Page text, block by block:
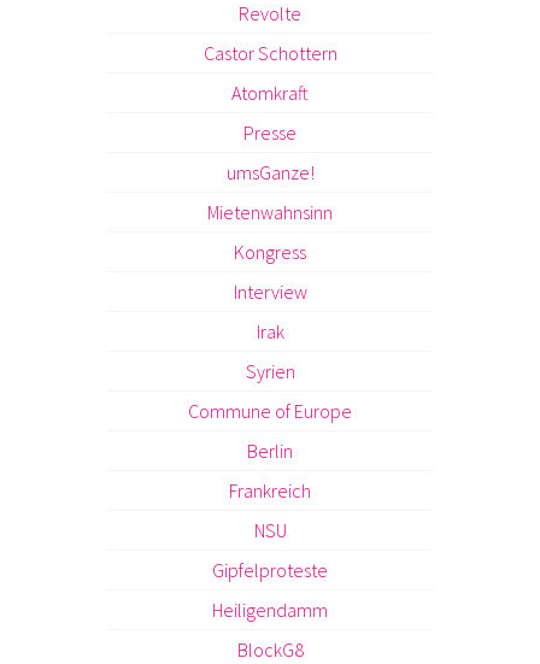
Revolte
Castor Schottern
Atomkraft
Presse
umsGanze!
Mietenwahnsinn
Kongress
Interview
Irak
Syrien
Commune of Europe
Berlin
Frankreich
NSU
Gipfelproteste
Heiligendamm
BlockG8